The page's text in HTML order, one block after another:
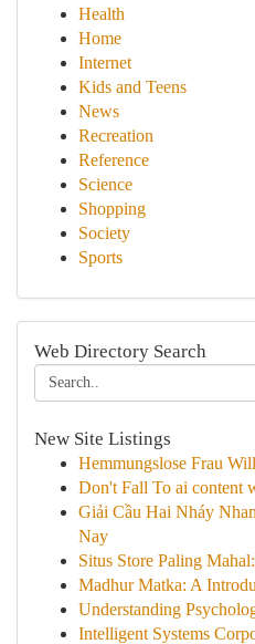
Health
Home
Internet
Kids and Teens
News
Recreation
Reference
Science
Shopping
Society
Sports
Web Directory Search
New Site Listings
Hemmungslose Frau
Don't Fall To ai content
Giải Cầu Hai Nháy
Nay
Situs Store Paling
Madhur Matka: A
Understanding
Intelligent Systems